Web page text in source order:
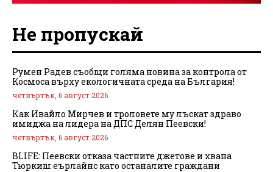
Не пропускай
Румен Радев съобщи голяма новина за контрола от
Космоса върху екологичната среда на България!
четвъртък, 6 август 2026
Как Ивайло Мирчев и троловете му лъскат здраво
имиджа на лидера на ДПС Делян Пеевски!
четвъртък, 6 август 2026
BLIFE: Пеевски отказа частните джетове и хвана
Тюркиш еърлайнс като останалите граждани